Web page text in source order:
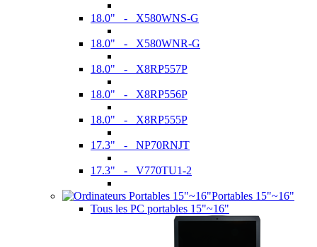
18.0" - X580WNS-G
18.0" - X580WNR-G
18.0" - X8RP557P
18.0" - X8RP556P
18.0" - X8RP555P
17.3" - NP70RNJT
17.3" - V770TU1-2
Portables 15"~16"
Tous les PC portables 15"~16"